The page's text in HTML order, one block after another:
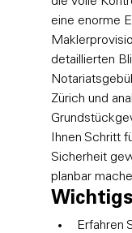
eine enorme
detaillierten
Zürich und
Ihnen Schritt
Sicherheit
planbar
Erfahren